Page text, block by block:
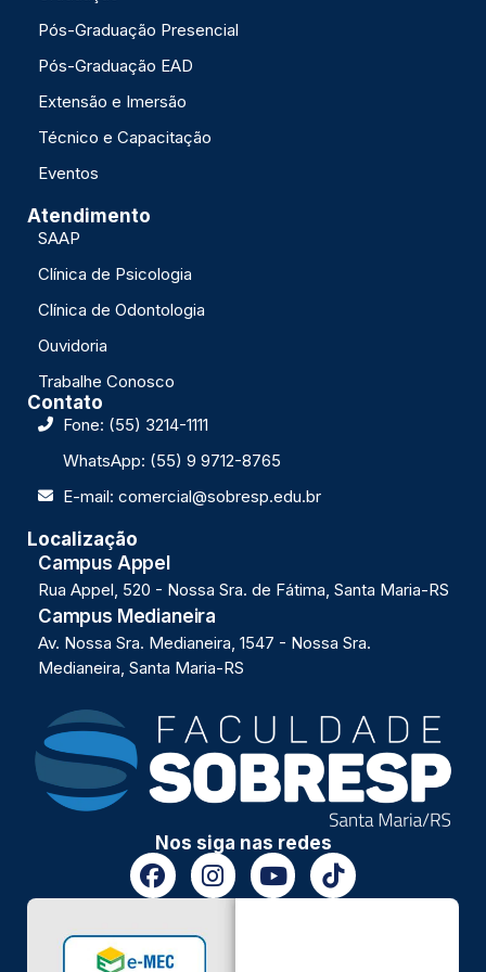
Pós-Graduação Presencial
Pós-Graduação EAD
Extensão e Imersão
Técnico e Capacitação
Eventos
Atendimento
SAAP
Clínica de Psicologia
Clínica de Odontologia
Ouvidoria
Trabalhe Conosco
Contato
Fone: (55) 3214-1111
WhatsApp: (55) 9 9712-8765
E-mail: comercial@sobresp.edu.br
Localização
Campus Appel
Rua Appel, 520 - Nossa Sra. de Fátima, Santa Maria-RS
Campus Medianeira
Av. Nossa Sra. Medianeira, 1547 - Nossa Sra.
Medianeira, Santa Maria-RS
Nos siga nas redes